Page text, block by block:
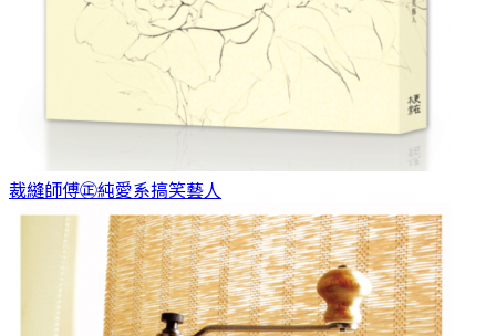
裁縫師傅㊣純愛系搞笑藝人